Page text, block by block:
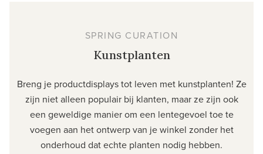
SPRING CURATION
Kunstplanten
Breng je productdisplays tot leven met kunstplanten! Ze
zijn niet alleen populair bij klanten, maar ze zijn ook
een geweldige manier om een lentegevoel toe te
voegen aan het ontwerp van je winkel zonder het
onderhoud dat echte planten nodig hebben.